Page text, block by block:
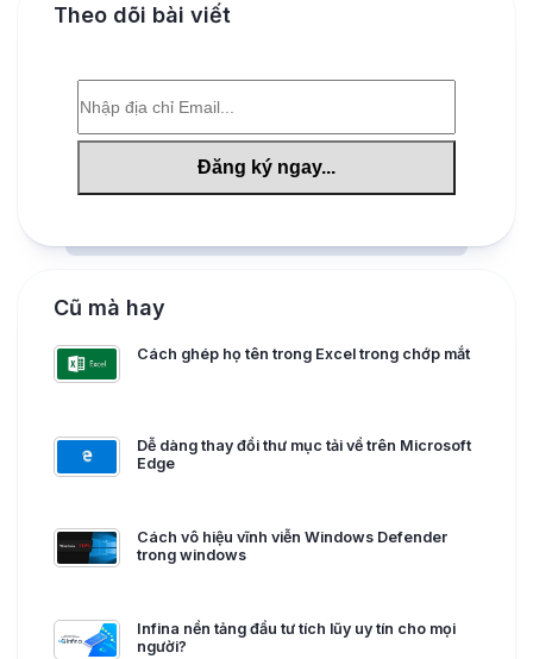
Theo dõi bài viết
Cũ mà hay
Cách ghép họ tên trong Excel trong chớp mắt
Dễ dàng thay đổi thư mục tải về trên Microsoft
Edge
Cách vô hiệu vĩnh viễn Windows Defender
trong windows
Infina nền tảng đầu tư tích lũy uy tín cho mọi
người?